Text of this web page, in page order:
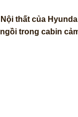
Nội thất của
ngồi trong cabin